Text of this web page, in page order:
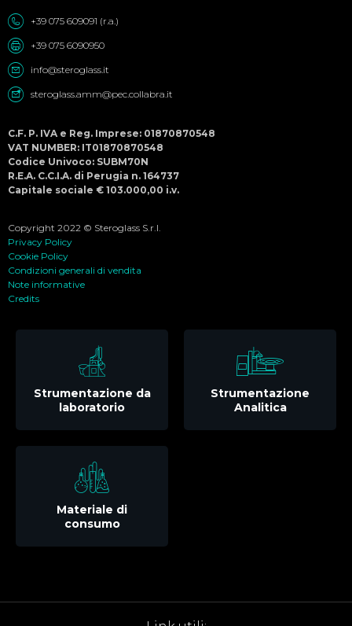
+39 075 609091 (r.a.)
+39 075 6090950
info@steroglass.it
steroglass.amm@pec.collabra.it
C.F. P. IVA e Reg. Imprese: 01870870548
VAT NUMBER: IT01870870548
Codice Univoco: SUBM70N
R.E.A. C.C.I.A. di Perugia n. 164737
Capitale sociale € 103.000,00 i.v.
Copyright 2022 © Steroglass S.r.l.
Privacy Policy
Cookie Policy
Condizioni generali di vendita
Note informative
Credits
Strumentazione da
laboratorio
Strumentazione
Analitica
Materiale di
consumo